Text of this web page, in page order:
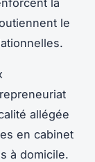
le
allégée
en cabinet
à domicile.